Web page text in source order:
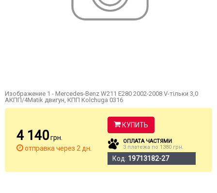
Изображение 1 - Mercedes-Benz W211 E280 2002-2008 V-тільки 3,0
АКПП/4Matik двигун, КПП Kolchuga 0316
4 140грн.
отправка через 2 дн.
КУПИТЬ
ОПЛАТА ЧАСТЯМИ
3 платежа по 1380 грн.
Код: 19713182-27